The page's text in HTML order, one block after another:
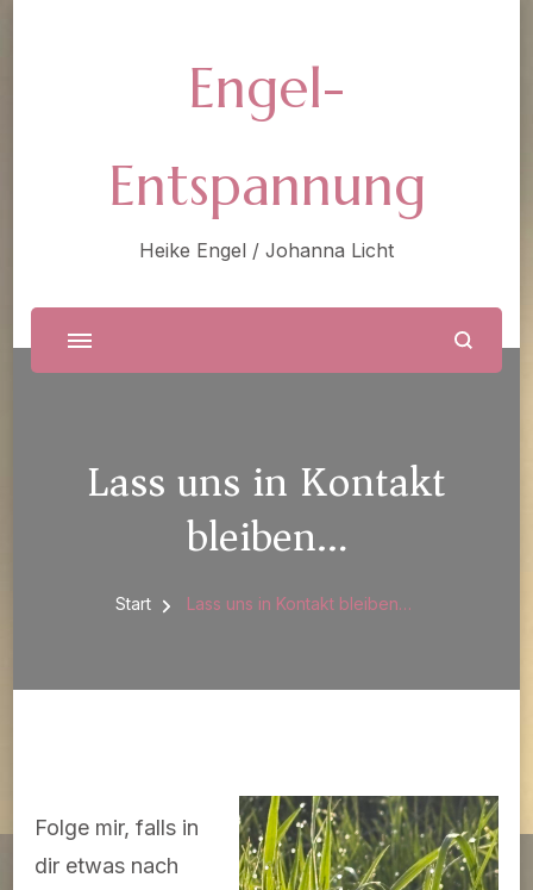
Engel-
Entspannung
Heike Engel / Johanna Licht
Lass uns in Kontakt
bleiben…
Start Lass uns in Kontakt bleiben…
Folge mir, falls in
dir etwas nach